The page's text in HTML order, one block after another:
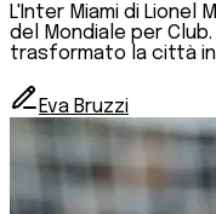
L'Inter Miami di Lionel
del Mondiale per
trasformato la città in
Eva Bruzzi